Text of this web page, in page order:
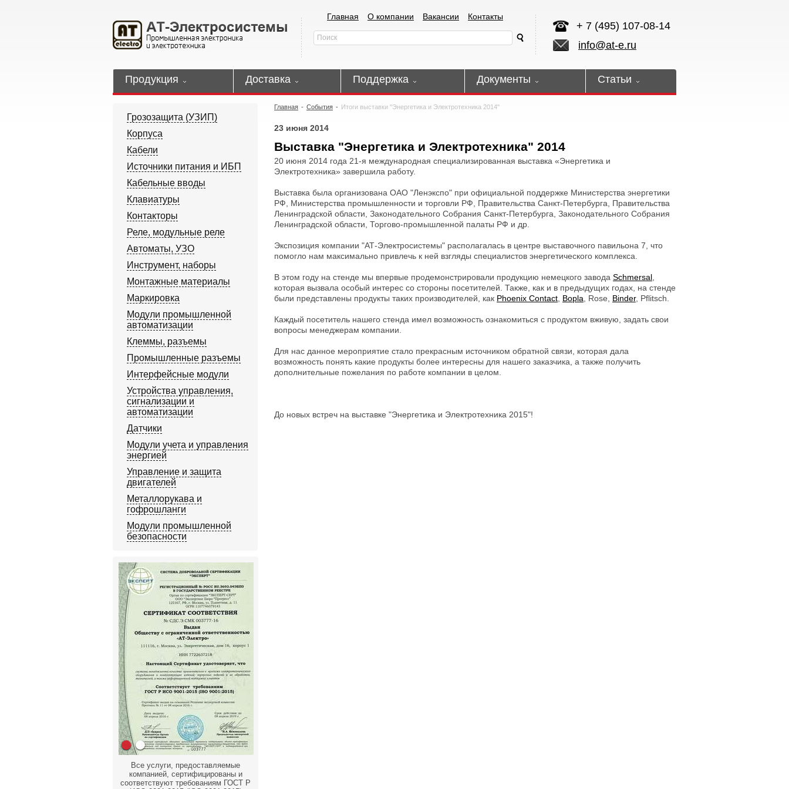
+ 7 (495) 107-08-14
info@at-e.ru
Главная О компании Вакансии Контакты
Продукция Доставка Поддержка Документы Статьи
Грозозащита (УЗИП)
Корпуса
Кабели
Источники питания и ИБП
Кабельные вводы
Клавиатуры
Контакторы
Реле, модульные реле
Автоматы, УЗО
Инструмент, наборы
Монтажные материалы
Маркировка
Модули промышленной
автоматизации
Клеммы, разъемы
Промышленные разъемы
Интерфейсные модули
Устройства управления,
сигнализации и
автоматизации
Датчики
Модули учета и управления
энергией
Управление и защита
двигателей
Металлорукава и
гофрошланги
Модули промышленной
безопасности
Все услуги, предоставляемые
компанией, сертифицированы и
соответствуют требованиям ГОСТ Р
Главная - События - Итоги выставки "Энергетика и Электротехника 2014"
23 июня 2014
Выставка "Энергетика и Электротехника" 2014
20 июня 2014 года 21-я международная специализированная выставка «Энергетика и
Электротехника» завершила работу.
Выставка была организована ОАО "Ленэкспо" при официальной поддержке Министерства энергетики
РФ, Министерства промышленности и торговли РФ, Правительства Санкт-Петербурга, Правительства
Ленинградской области, Законодательного Собрания Санкт-Петербурга, Законодательного Собрания
Ленинградской области, Торгово-промышленной палаты РФ и др.
Экспозиция компании "АТ-Электросистемы" располагалась в центре выставочного павильона 7, что
помогло нам максимально привлечь к ней взгляды специалистов энергетического комплекса.
В этом году на стенде мы впервые продемонстрировали продукцию немецкого завода Schmersal
которая вызвала особый интерес со стороны посетителей. Также, как и в предыдущих годах, на стенде
были представлены продукты таких производителей, как Phoenix Contact Bopla , Rose, Binder, Pflitsch.
Каждый посетитель нашего стенда имел возможность ознакомиться с продуктом вживую, задать свои
вопросы менеджерам компании.
Для нас данное мероприятие стало прекрасным источником обратной связи, которая дала
возможность понять какие продукты более интересны для нашего заказчика, а также получить
дополнительные пожелания по работе компании в целом.
До новых встреч на выставке "Энергетика и Электротехника 2015"!